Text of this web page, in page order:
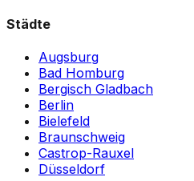
Städte
Augsburg
Bad Homburg
Bergisch Gladbach
Berlin
Bielefeld
Braunschweig
Castrop-Rauxel
Düsseldorf